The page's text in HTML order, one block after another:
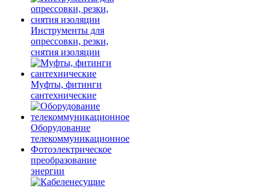
Инструменты для
опрессовки, резки,
снятия изоляции
Муфты, фитинги
сантехнические
Оборудование
телекоммуникационное
Фотоэлектрическое
преобразование
энергии